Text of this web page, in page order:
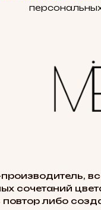
сочетаний
либо